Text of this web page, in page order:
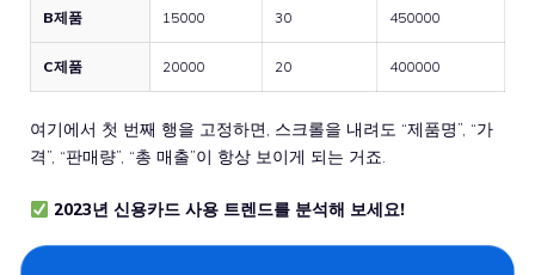
B제품 15000 30 450000
C제품 20000 20 400000
여기에서 첫 번째 행을 고정하면, 스크롤을 내려도 “제품명”, “가
격”, “판매량”, “총 매출”이 항상 보이게 되는 거죠.
2023년 신용카드 사용 트렌드를 분석해 보세요!